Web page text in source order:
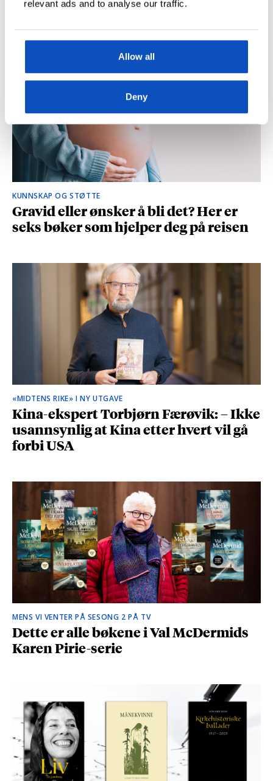
relevant ads and to analyse our traffic.
Allow all
Deny
og spionasje ble helt uinteressant i
KUNNSKAP OG STØTTE
Gravid eller ønsker å bli det? Her er
seks bøker som hjelper deg på reisen
«MIDTENS RIKE» I NY UTGAVE
Kina-ekspert Torbjørn Færøvik: – Ikke
usannsynlig at Kina etter hvert vil gå
forbi USA
MENS VI VENTER PÅ SESONG 2 PÅ TV
Dette er alle bøkene i Val McDermids
Karen Pirie-serie